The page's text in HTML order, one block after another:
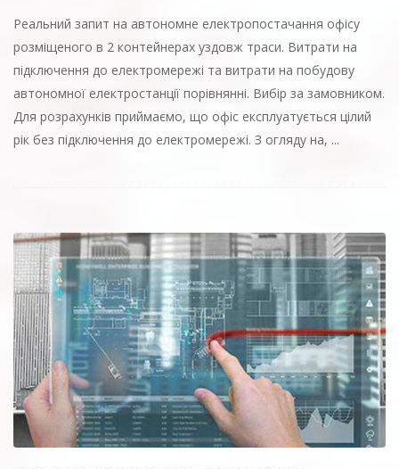
Реальний запит на автономне електропостачання офісу
розміщеного в 2 контейнерах уздовж траси. Витрати на
підключення до електромережі та витрати на побудову
автономної електростанції порівнянні. Вибір за замовником.
Для розрахунків приймаємо, що офіс експлуатується цілий
рік без підключення до електромережі. З огляду на, ...